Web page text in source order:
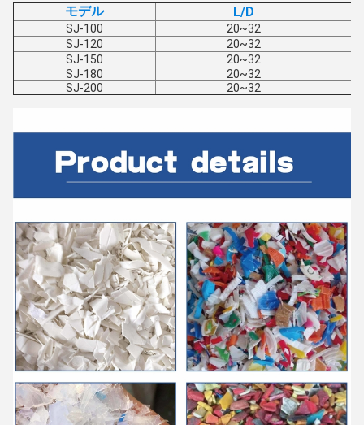
モデル L/D
SJ-100
20~32
SJ-120
20~32
SJ-150
20~32
SJ-180
20~32
SJ-200
20~32